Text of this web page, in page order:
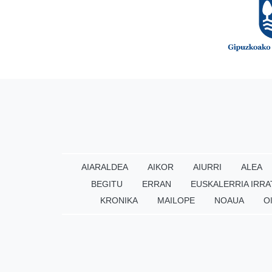
AIARALDEA AIKOR AIURRI ALEA
BEGITU
ERRAN EUSKALERRIA
KRONIKA
MAILOPE NOAUA